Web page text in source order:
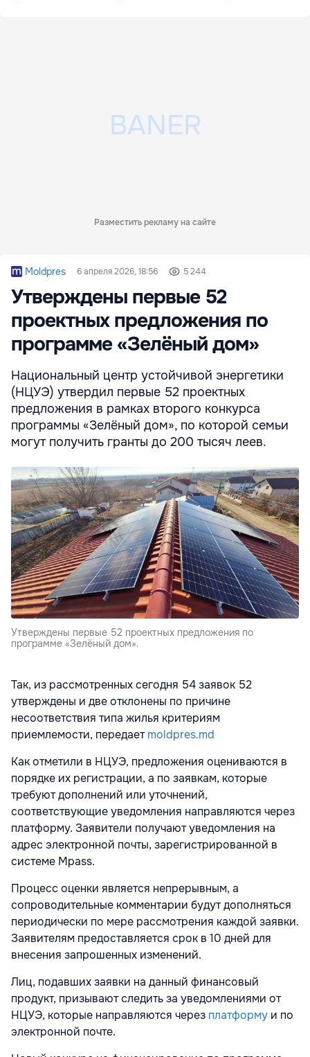
Разместить рекламу на сайте
Moldpres 6 апреля 2026, 18:56 5 244
Утверждены первые 52
проектных предложения по
программе «Зелёный дом»
Национальный центр устойчивой энергетики
(НЦУЭ) утвердил первые 52 проектных
предложения в рамках второго конкурса
программы «Зелёный дом», по которой семьи
могут получить гранты до 200 тысяч леев.
Утверждены первые 52 проектных предложения по
программе «Зелёный дом».
Так, из рассмотренных сегодня 54 заявок 52
утверждены и две отклонены по причине
несоответствия типа жилья критериям
приемлемости, передаетmoldpres.md
Как отметили в НЦУЭ, предложения оцениваются в
порядке их регистрации, а по заявкам, которые
требуют дополнений или уточнений,
соответствующие уведомления направляются через
платформу. Заявители получают уведомления на
адрес электронной почты, зарегистрированной в
системе Mpass.
Процесс оценки является непрерывным, а
сопроводительные комментарии будут дополняться
периодически по мере рассмотрения каждой заявки.
Заявителям предоставляется срок в 10 дней для
внесения запрошенных изменений.
Лиц, подавших заявки на данный финансовый
продукт, призывают следить за уведомлениями от
НЦУЭ, которые направляются через платформу и по
электронной почте.